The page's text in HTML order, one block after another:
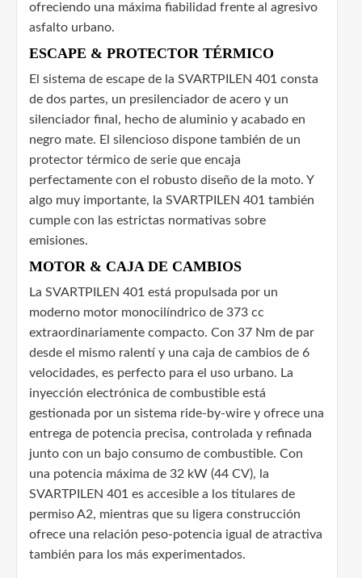
ofreciendo una máxima fiabilidad frente al agresivo
asfalto urbano.
ESCAPE & PROTECTOR TÉRMICO
El sistema de escape de la SVARTPILEN 401 consta
de dos partes, un presilenciador de acero y un
silenciador final, hecho de aluminio y acabado en
negro mate. El silencioso dispone también de un
protector térmico de serie que encaja
perfectamente con el robusto diseño de la moto. Y
algo muy importante, la SVARTPILEN 401 también
cumple con las estrictas normativas sobre
emisiones.
MOTOR & CAJA DE CAMBIOS
La SVARTPILEN 401 está propulsada por un
moderno motor monocilíndrico de 373 cc
extraordinariamente compacto. Con 37 Nm de par
desde el mismo ralentí y una caja de cambios de 6
velocidades, es perfecto para el uso urbano. La
inyección electrónica de combustible está
gestionada por un sistema ride-by-wire y ofrece una
entrega de potencia precisa, controlada y refinada
junto con un bajo consumo de combustible. Con
una potencia máxima de 32 kW (44 CV), la
SVARTPILEN 401 es accesible a los titulares de
permiso A2, mientras que su ligera construcción
ofrece una relación peso-potencia igual de atractiva
también para los más experimentados.